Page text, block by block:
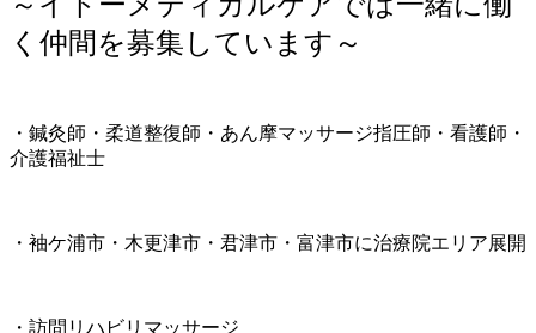
く仲間を募集しています～
・鍼灸師・柔道整復師・あん摩マッサージ指圧師・看護師・
介護福祉士
・袖ケ浦市・木更津市・君津市・富津市に治療院エリア展開
・訪問リハビリマッサージ